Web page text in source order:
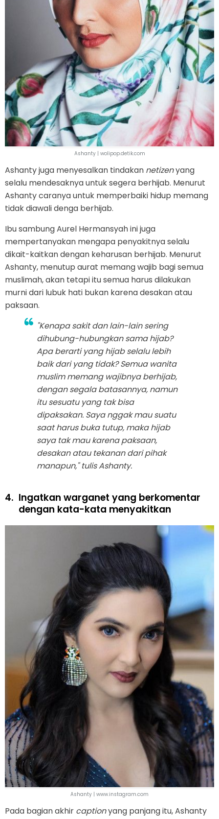
Ashanty | wolipop.detik.com
Ashanty juga menyesalkan tindakan netizenyang
selalu mendesaknya untuk segera berhijab. Menurut
Ashanty caranya untuk memperbaiki hidup memang
tidak diawali denga berhijab.
Ibu sambung Aurel Hermansyah ini juga
mempertanyakan mengapa penyakitnya selalu
dikait-kaitkan dengan keharusan berhijab. Menurut
Ashanty, menutup aurat memang wajib bagi semua
muslimah, akan tetapi itu semua harus dilakukan
murni dari lubuk hati bukan karena desakan atau
paksaan.
"Kenapa sakit dan lain-lain sering
dihubung-hubungkan sama hijab?
Apa berarti yang hijab selalu lebih
baik dari yang tidak? Semua wanita
muslim memang wajibnya berhijab,
dengan segala batasannya, namun
itu sesuatu yang tak bisa
dipaksakan. Saya nggak mau suatu
saat harus buka tutup, maka hijab
saya tak mau karena paksaan,
desakan atau tekanan dari pihak
manapun," tulis Ashanty.
4. Ingatkan warganet yang berkomentar
dengan kata-kata menyakitkan
Ashanty | www.instagram.com
Pada bagian akhir captionyang panjang itu, Ashanty